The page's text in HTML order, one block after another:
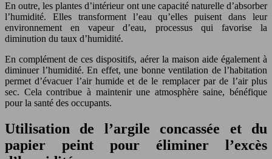
En outre, les plantes d’intérieur ont une capacité naturelle d’absorber
l’humidité. Elles transforment l’eau qu’elles puisent dans leur
environnement en vapeur d’eau, processus qui favorise la
diminution du taux d’humidité.
En complément de ces dispositifs, aérer la maison aide également à
diminuer l’humidité. En effet, une bonne ventilation de l’habitation
permet d’évacuer l’air humide et de le remplacer par de l’air plus
sec. Cela contribue à maintenir une atmosphère saine, bénéfique
pour la santé des occupants.
Utilisation de l’argile concassée et du
papier peint pour éliminer l’excès